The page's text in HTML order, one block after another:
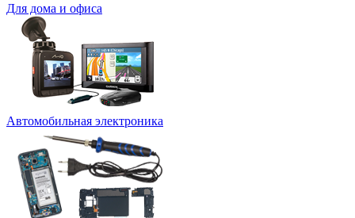
Для дома и офиса
Автомобильная электроника